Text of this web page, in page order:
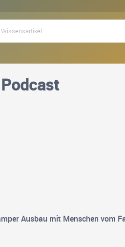
Ausbau mit Menschen vom